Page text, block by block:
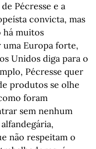
Pécresse e a
convicta, mas
há muitos
uma Europa forte,
Unidos diga para o
Pécresse quer
produtos se olhe
foram
sem nenhum
não respeitam o